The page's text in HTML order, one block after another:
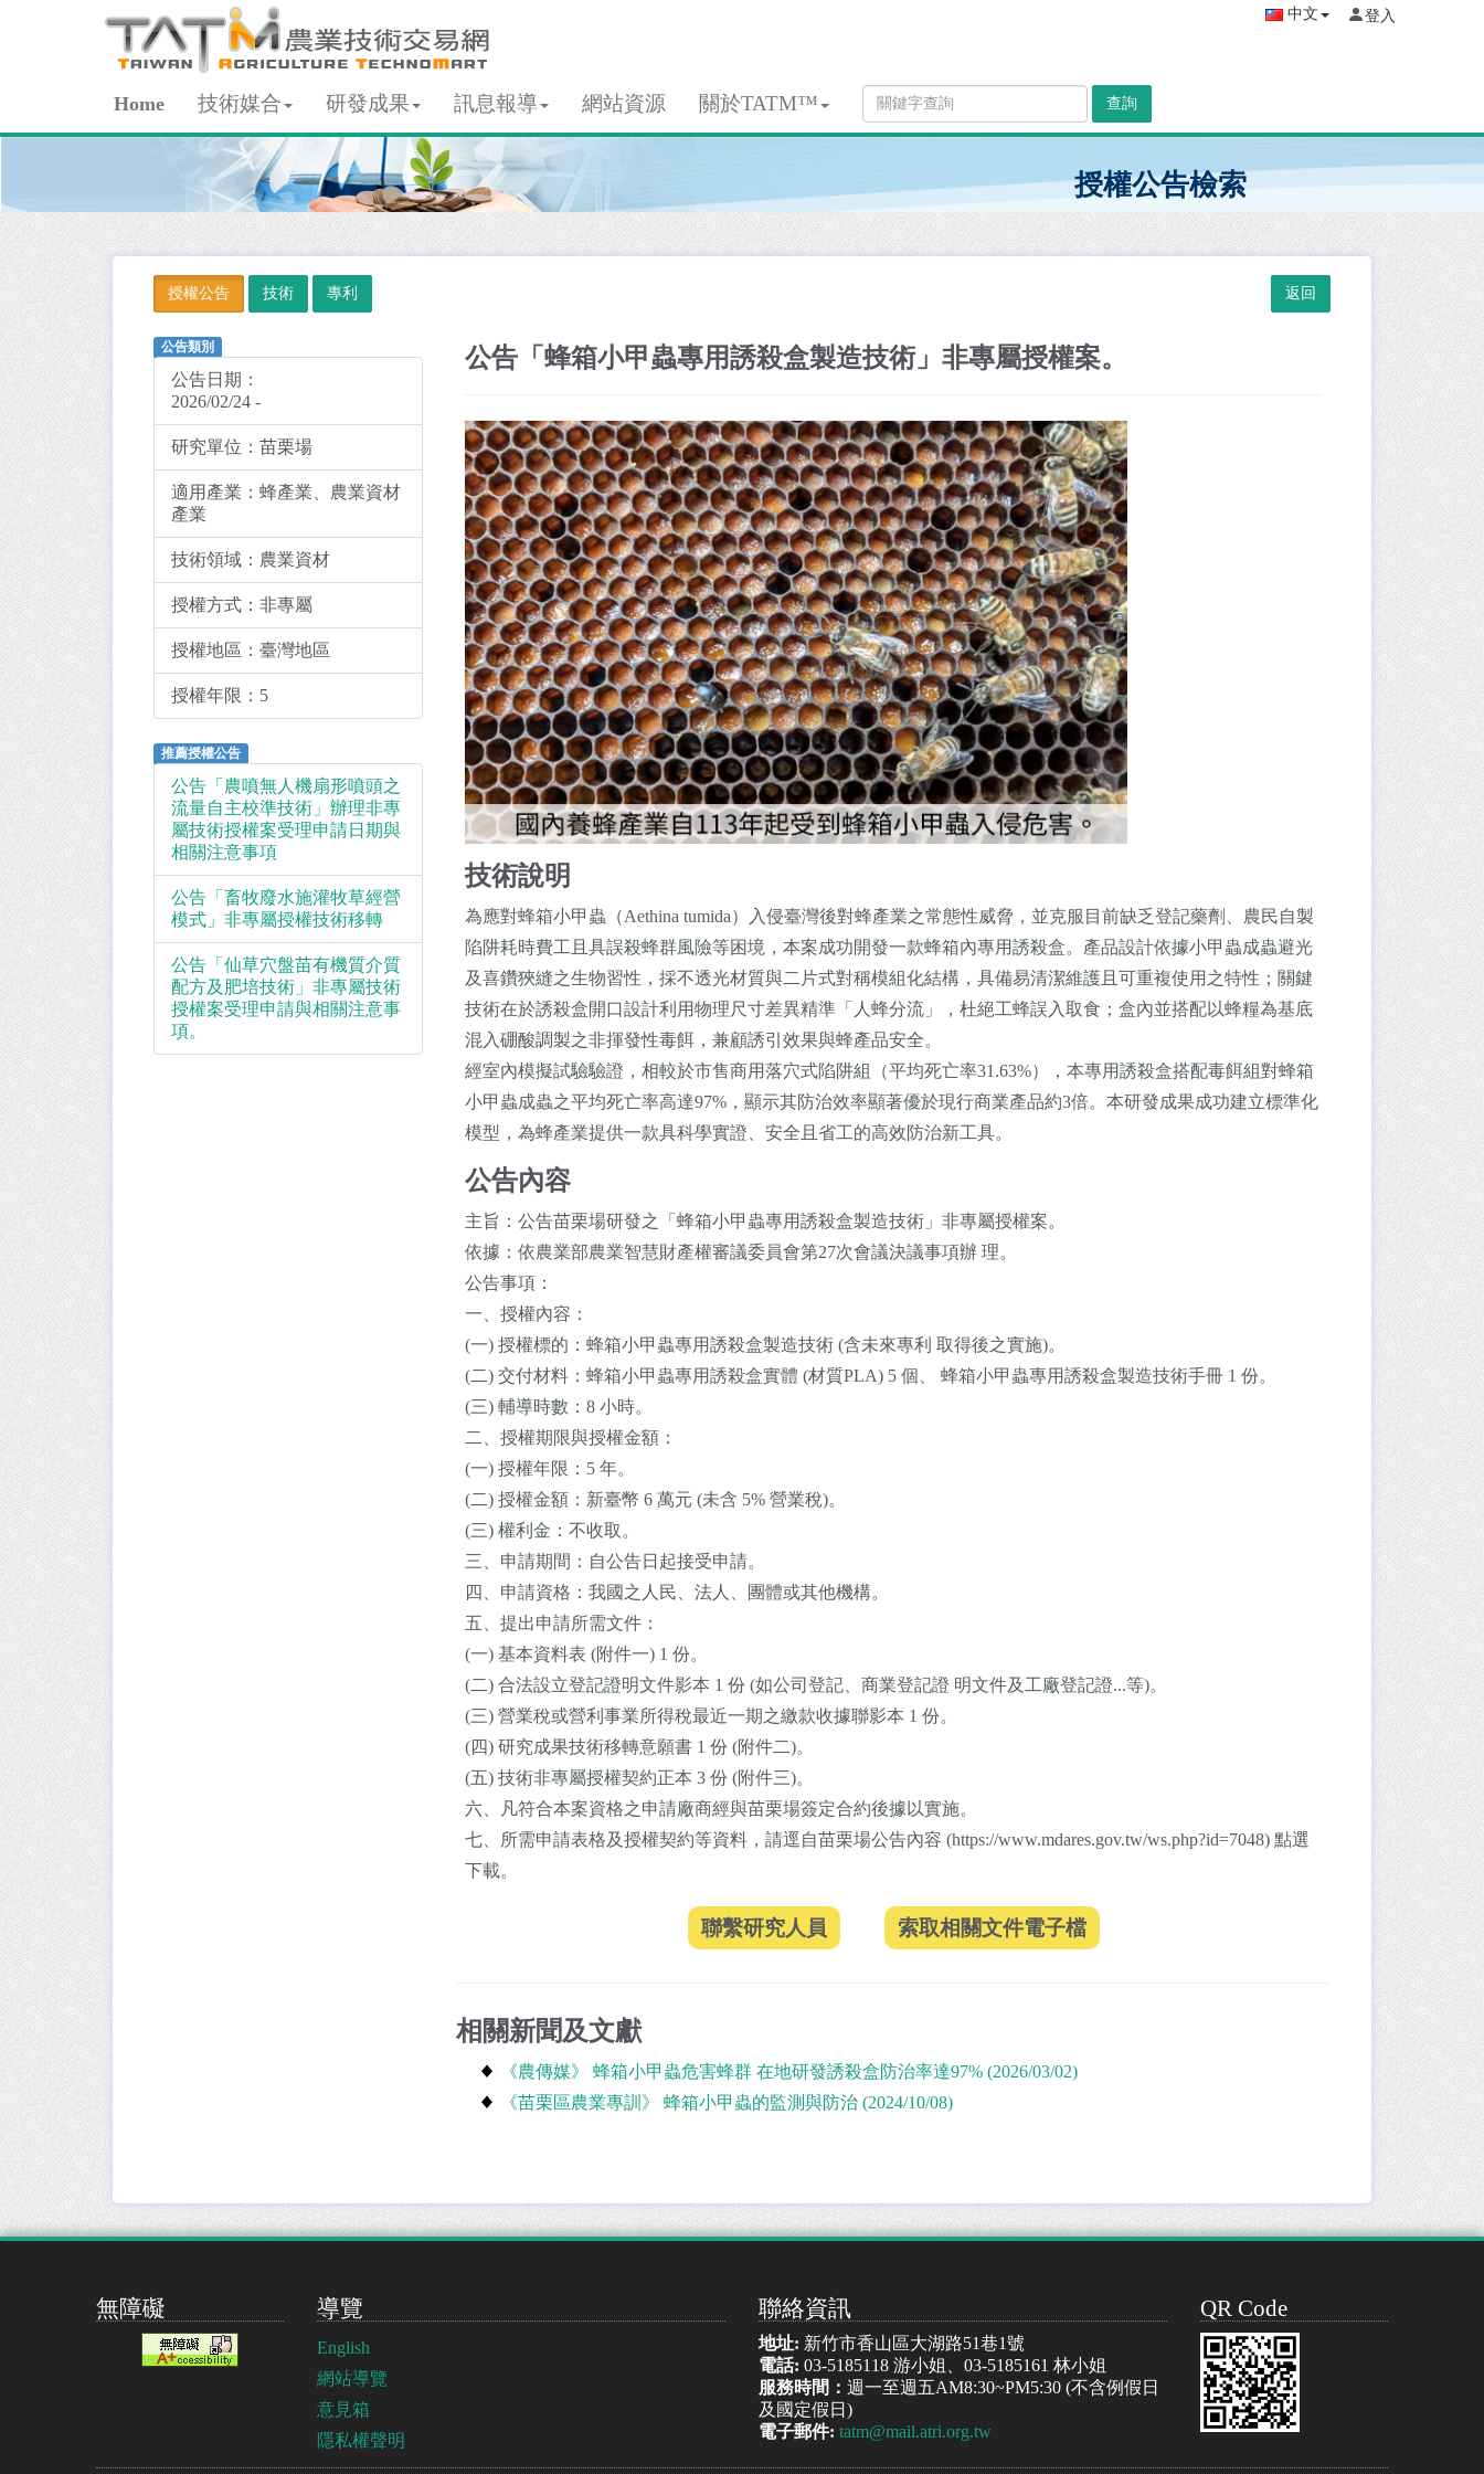
中文 登入
Home 技術媒合 研發成果 訊息報導 網站資源 關於TATM™ 查詢
授權公告檢索
授權公告 技術 專利
公告類別
公告日期：
2026/02/24 -
研究單位： 苗栗場
適用產業： 蜂產業、農業資材
產業
技術領域： 農業資材
授權方式： 非專屬
授權地區： 臺灣地區
授權年限： 5
推薦授權公告
公告「農噴無人機扇形噴頭之
流量自主校準技術」辦理非專
屬技術授權案受理申請日期與
相關注意事項
公告「畜牧廢水施灌牧草經營
模式」非專屬授權技術移轉
公告「仙草穴盤苗有機質介質
配方及肥培技術」非專屬技術
授權案受理申請與相關注意事
項。
公告「蜂箱小甲蟲專用誘殺盒製造技術」非專屬授權案。
技術說明
為應對蜂箱小甲蟲（Aethina tumida）入侵臺灣後對蜂產業之常態性威脅，並克服目前缺乏登記藥劑、農民自製
陷阱耗時費工且具誤殺蜂群風險等困境，本案成功開發一款蜂箱內專用誘殺盒。產品設計依據小甲蟲成蟲避光
及喜鑽狹縫之生物習性，採不透光材質與二片式對稱模組化結構，具備易清潔維護且可重複使用之特性；關鍵
技術在於誘殺盒開口設計利用物理尺寸差異精準「人蜂分流」，杜絕工蜂誤入取食；盒內並搭配以蜂糧為基底
混入硼酸調製之非揮發性毒餌，兼顧誘引效果與蜂產品安全。
經室內模擬試驗驗證，相較於市售商用落穴式陷阱組（平均死亡率31.63%），本專用誘殺盒搭配毒餌組對蜂箱
小甲蟲成蟲之平均死亡率高達97%，顯示其防治效率顯著優於現行商業產品約3倍。本研發成果成功建立標準化
模型，為蜂產業提供一款具科學實證、安全且省工的高效防治新工具。
公告內容
主旨：公告苗栗場研發之「蜂箱小甲蟲專用誘殺盒製造技術」非專屬授權案。
依據：依農業部農業智慧財產權審議委員會第27次會議決議事項辦 理。
公告事項：
一、授權內容：
(一) 授權標的：蜂箱小甲蟲專用誘殺盒製造技術 (含未來專利 取得後之實施)。
(二) 交付材料：蜂箱小甲蟲專用誘殺盒實體 (材質PLA) 5 個、 蜂箱小甲蟲專用誘殺盒製造技術手冊 1 份。
(三) 輔導時數：8 小時。
二、授權期限與授權金額：
(一) 授權年限：5 年。
(二) 授權金額：新臺幣 6 萬元 (未含 5% 營業稅)。
(三) 權利金：不收取。
三、申請期間：自公告日起接受申請。
四、申請資格：我國之人民、法人、團體或其他機構。
五、提出申請所需文件：
(一) 基本資料表 (附件一) 1 份。
(二) 合法設立登記證明文件影本 1 份 (如公司登記、商業登記證 明文件及工廠登記證...等)。
(三) 營業稅或營利事業所得稅最近一期之繳款收據聯影本 1 份。
(四) 研究成果技術移轉意願書 1 份 (附件二)。
(五) 技術非專屬授權契約正本 3 份 (附件三)。
六、凡符合本案資格之申請廠商經與苗栗場簽定合約後據以實施。
七、所需申請表格及授權契約等資料，請逕自苗栗場公告內容 (https://www.mdares.gov.tw/ws.php?id=7048) 點選
下載。
相關新聞及文獻
《農傳媒》 蜂箱小甲蟲危害蜂群 在地研發誘殺盒防治率達97% (2026/03/02)
《苗栗區農業專訓》 蜂箱小甲蟲的監測與防治 (2024/10/08)
無障礙 導覽
English
網站導覽
意見箱
隱私權聲明
聯絡資訊
地址: 新竹市香山區大湖路51巷1號
電話: 03-5185118 游小姐、03-5185161 林小姐
服務時間： 週一至週五AM8:30~PM5:30 (不含例假日
及國定假日)
電子郵件: tatm@mail.atri.org.tw
QR Code